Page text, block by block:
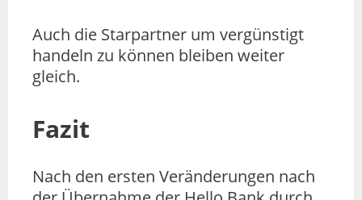
Auch die Starpartner um vergünstigt
handeln zu können bleiben weiter
gleich.
Fazit
Nach den ersten Veränderungen nach